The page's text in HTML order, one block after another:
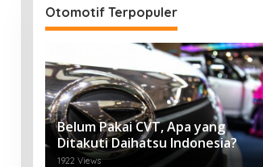
Otomotif Terpopuler
Belum Pakai CVT, Apa yang
Ditakuti Daihatsu Indonesia?
1922 Views